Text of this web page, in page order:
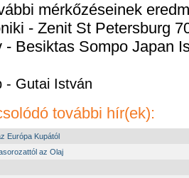
mérkőzéseinek
- Zenit St Petersburg
- Besiktas Sompo Japan
- Gutai István
további hír(ek):
Európa Kupától
az Olaj